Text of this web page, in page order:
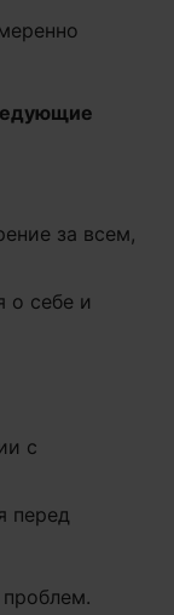
за всем,
о себе и
с
перед